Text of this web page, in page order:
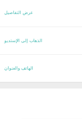
عرض التفاصيل
الذهاب إلى الإستديو
الهاتف والعنوان